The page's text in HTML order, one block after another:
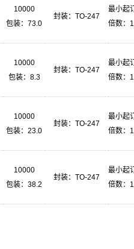
10000
包装：73.0
封装： TO-247
最小起
倍数：1
10000
包装：8.3
封装： TO-247
最小起
倍数：1
10000
包装：23.0
封装： TO-247
最小起
倍数：1
10000
包装：38.2
封装： TO-247
最小起
倍数：1